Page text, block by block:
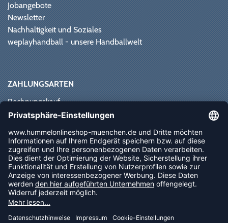
Jobangebote
Newsletter
Nachhaltigkeit und Soziales
weplayhandball - unsere Handballwelt
ZAHLUNGSARTEN
Rechnungskauf
Paypal
Vorkasse
Sofortüberweisung
NEWSLETTER